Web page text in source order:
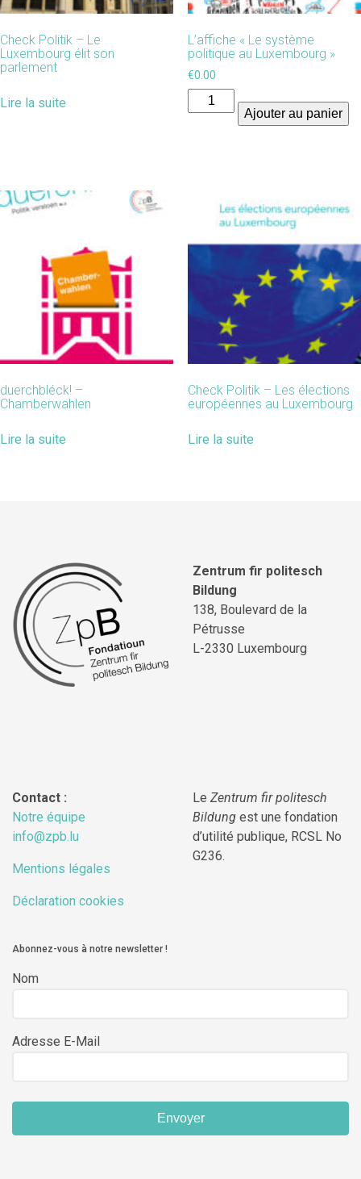
Check Politik – Le
Luxembourg élit son
parlement
Lire la suite
L’affiche « Le système
politique au Luxembourg »
€0.00
quantité
de
Luxembourg"
Ajouter au panier
duerchbléck! –
Chamberwahlen
Lire la suite
Check Politik – Les élections
européennes au Luxembourg
Lire la suite
Zentrum fir politesch
Bildung
138, Boulevard de la
Pétrusse
L-2330 Luxembourg
Contact :
Notre équipe
info@zpb.lu
Mentions légales
Déclaration cookies
Le Zentrum fir politesch
Bildung est une fondation
d’utilité publique, RCSL No
G236.
Abonnez-vous à notre newsletter !
Nom
Adresse E-Mail
Envoyer